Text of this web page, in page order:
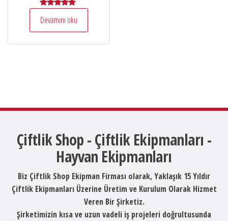
5.00
Devamını oku
Çiftlik Shop - Çiftlik Ekipmanları -
Hayvan Ekipmanları
Biz Çiftlik Shop Ekipman Firması olarak, Yaklaşık 15 Yıldır
Çiftlik Ekipmanları Üzerine Üretim ve Kurulum Olarak Hizmet
Veren Bir Şirketiz.
Şirketimizin kısa ve uzun vadeli iş projeleri doğrultusunda